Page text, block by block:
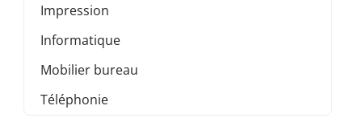
Impression
Informatique
Mobilier bureau
Téléphonie